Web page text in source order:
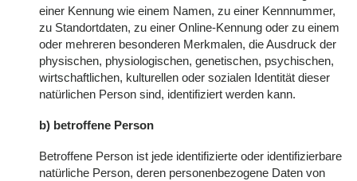
einer Kennung wie einem Namen, zu einer Kennnummer,
zu Standortdaten, zu einer Online-Kennung oder zu einem
oder mehreren besonderen Merkmalen, die Ausdruck der
physischen, physiologischen, genetischen, psychischen,
wirtschaftlichen, kulturellen oder sozialen Identität dieser
natürlichen Person sind, identifiziert werden kann.
b) betroffene Person
Betroffene Person ist jede identifizierte oder identifizierbare
natürliche Person, deren personenbezogene Daten von